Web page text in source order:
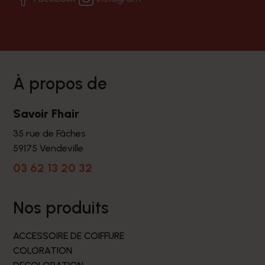
à propos de
Savoir Fhair
35 rue de Fâches
59175 Vendeville
03 62 13 20 32
nos produits
ACCESSOIRE DE COIFFURE
COLORATION